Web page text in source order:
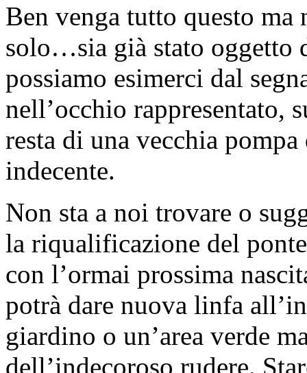
Ben venga tutto questo
solo…sia già stato oggetto
possiamo esimerci dal
nell’occhio rappresentato,
resta di una vecchia
indecente.
Non sta a noi trovare o
la riqualificazione del
con l’ormai prossima
potrà dare nuova linfa
giardino o un’area verde
dell’indecoroso rudere.